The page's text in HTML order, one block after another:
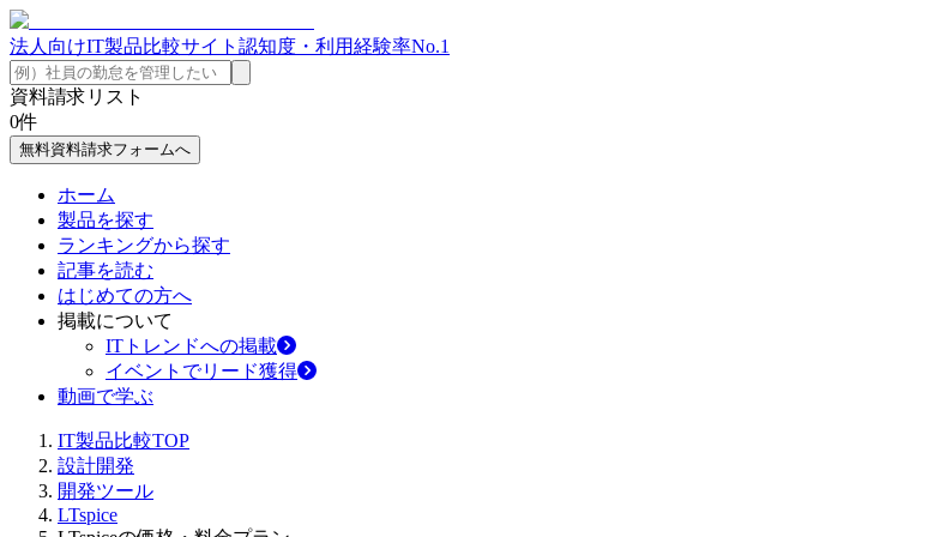
法人向けIT製品比較サイト 認知度・利用経験率No.1
資料請求リスト
0件
無料資料請求フォームへ
ホーム
製品を探す
ランキングから探す
記事を読む
はじめての方へ
掲載について
ITトレンドへの掲載
イベントでリード獲得
動画で学ぶ
IT製品比較TOP
設計開発
開発ツール
LTspice